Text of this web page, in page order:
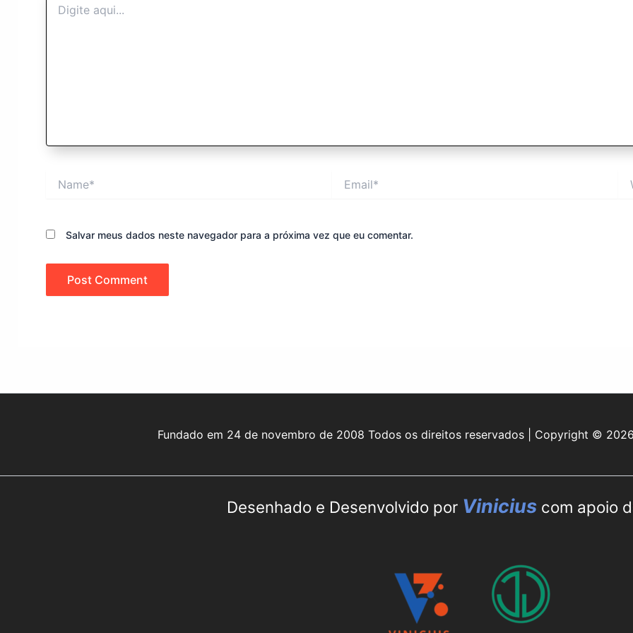
aqui...
Salvar meus dados neste navegador para a próxima vez que eu comentar.
Fundado em 24 de novembro de 2008 Todos os direitos reservados | Copyright ©
Desenhado e Desenvolvido por Vinicius com apoio